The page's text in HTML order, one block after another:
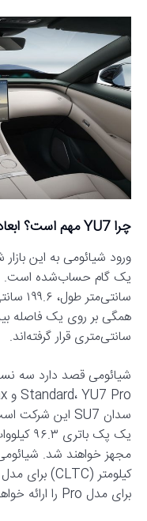
چرا YU7 مهم است؟ ابعاد و استراتژی عرضه
ورود شیائومی به این
سانتی‌متری قرار گرفته‌اند.
برای مدل Pro را ارائه خواهد داد.